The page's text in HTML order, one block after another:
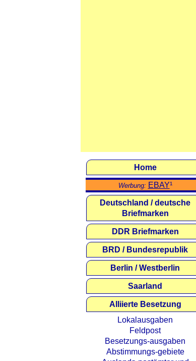
Home
Werbung: EBAY¹
Deutschland / deutsche
Briefmarken
DDR Briefmarken
BRD / Bundesrepublik
Berlin / Westberlin
Saarland
Alliierte Besetzung
Lokalausgaben
Feldpost
Besetzungs-ausgaben
Abstimmungs-gebiete